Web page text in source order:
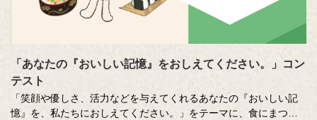
「あなたの『おいしい記憶』をおしえてください。」コン
テスト
「笑顔や優しさ、活力などを与えてくれるあなたの『おいしい記
憶』を、私たちにおしえてください。」をテーマに、食にまつわ